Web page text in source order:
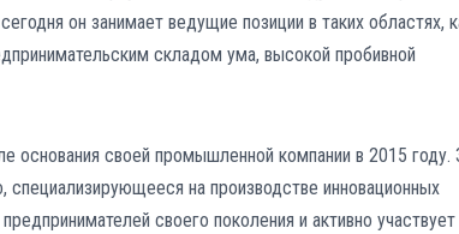
он занимает ведущие позиции в таких областях,
складом ума, высокой пробивной
основания своей промышленной компании в 2015 году.
на производстве инновационных
своего поколения и активно участвует